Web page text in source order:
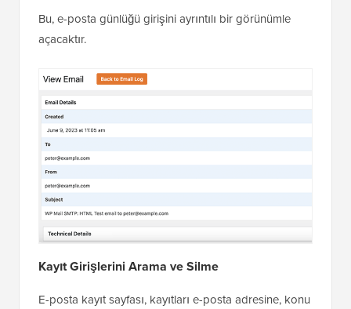
Bu, e-posta günlüğü girişini ayrıntılı bir görünümle
açacaktır.
Kayıt Girişlerini Arama ve Silme
E-posta kayıt sayfası, kayıtları e-posta adresine, konu